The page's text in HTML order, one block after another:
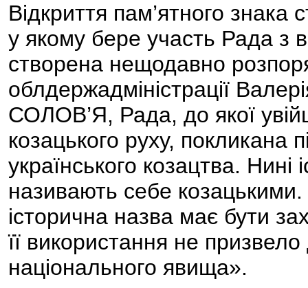
Відкриття пам’ятного
у якому бере участь Рада з
створена нещодавно
облдержадміністрації
СОЛОВ’Я, Рада, до якої
козацького руху, покликана
українського козацтва. Нині
називають себе
історична назва має бути
її використання не
національного явища».